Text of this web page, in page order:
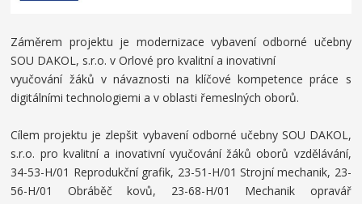
Záměrem projektu je modernizace vybavení odborné učebny
SOU DAKOL, s.r.o. v Orlové pro kvalitní a inovativní
vyučování žáků v návaznosti na klíčové kompetence práce s
digitálními technologiemi a v oblasti řemeslných oborů.
Cílem projektu je zlepšit vybavení odborné učebny SOU DAKOL,
s.r.o. pro kvalitní a inovativní vyučování žáků oborů vzdělávání,
34-53-H/01 Reprodukční grafik, 23-51-H/01 Strojní mechanik, 23-
56-H/01 Obráběč kovů, 23-68-H/01 Mechanik opravář